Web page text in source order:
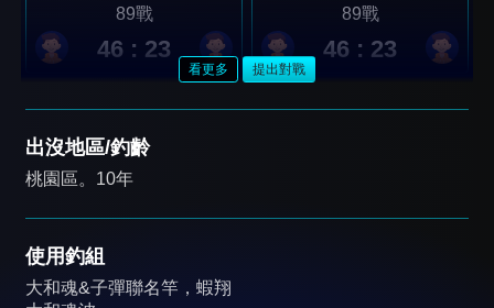
89戰
46 : 23
89戰
46 : 23
看更多 提出對戰
出沒地區/釣齡
桃園區。10年
使用釣組
大和魂&子彈聯名竿，蝦翔